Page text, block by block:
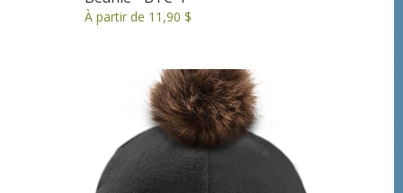
À partir de 11,90 $